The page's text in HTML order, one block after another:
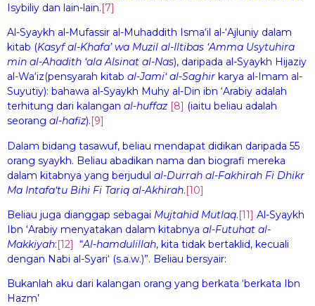
Isybiliy dan lain-lain.[7]
Al-Syaykh al-Mufassir al-Muhaddith Isma‘il al-‘Ajluniy dalam
kitab (Kasyf al-Khafa’ wa Muzil al-Iltibas ‘Amma Usytuhira
min al-Ahadith ‘alaAlsinat al-Nas), daripada al-Syaykh Hijaziy
al-Wa‘iz(pensyarah kitab al-Jami‘ al-Saghir karya al-Imam al-
Suyutiy): bahawa al-Syaykh Muhy al-Din ibn ‘Arabiy adalah
terhitung dari kalangan al-huffaz [8] (iaitu beliau adalah
seorang al-hafiz).[9]
Dalam bidang tasawuf, beliau mendapat didikan daripada 55
orang syaykh. Beliau abadikan nama dan biografi mereka
dalam kitabnya yang berjudul al-Durrah al-Fakhirah Fi Dhikr
Ma Intafa‘tu Bihi Fi Tariq al-Akhirah.[10]
Beliau juga dianggap sebagai Mujtahid Mutlaq.[11] Al-Syaykh
Ibn ‘Arabiy menyatakan dalam kitabnya al-Futuhat al-
Makkiyah:[12] “Al-hamdulillah, kita tidak bertaklid, kecuali
dengan Nabi al-Syari‘ (s.a.w.)”. Beliau bersyair:
Bukanlah aku dari kalangan orang yang berkata ‘berkata Ibn
Hazm’